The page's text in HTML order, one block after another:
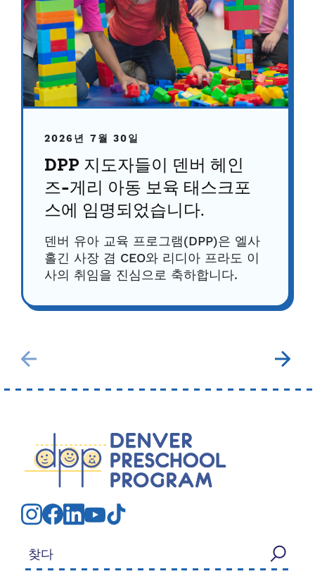
2026년 7월 30일
DPP 지도자들이 덴버 헤인
즈-게리 아동 보육 태스크포
스에 임명되었습니다.
덴버 유아 교육 프로그램(DPP)은 엘사
홀긴 사장 겸 CEO와 리디아 프라도 이
사의 취임을 진심으로 축하합니다.
검색: